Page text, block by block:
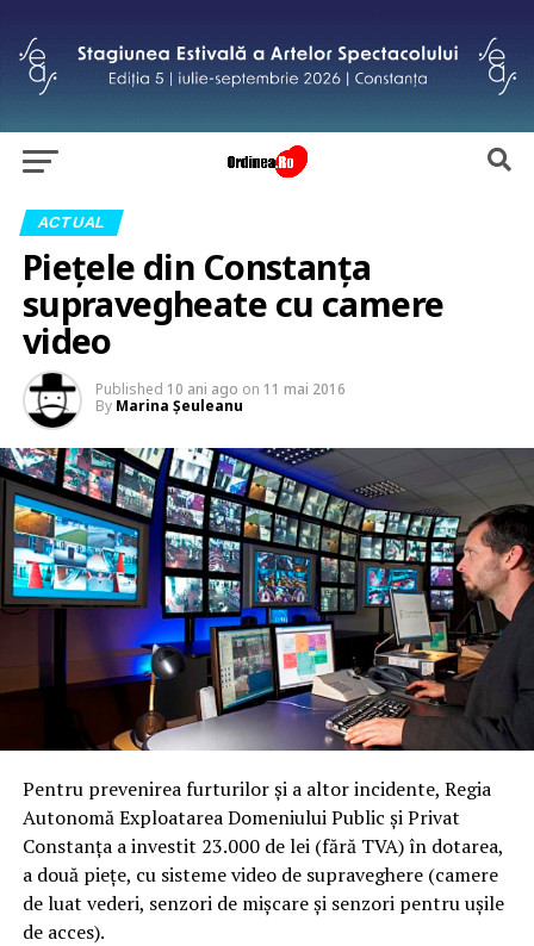
ACTUAL
Pieţele din Constanţa
supravegheate cu camere
video
Published 10 ani ago on 11 mai 2016
By Marina Şeuleanu
Pentru prevenirea furturilor şi a altor incidente, Regia
Autonomă Exploatarea Domeniului Public şi Privat
Constanţa a investit 23.000 de lei (fără TVA) în dotarea,
a două pieţe, cu sisteme video de supraveghere (camere
de luat vederi, senzori de mişcare şi senzori pentru uşile
de acces).